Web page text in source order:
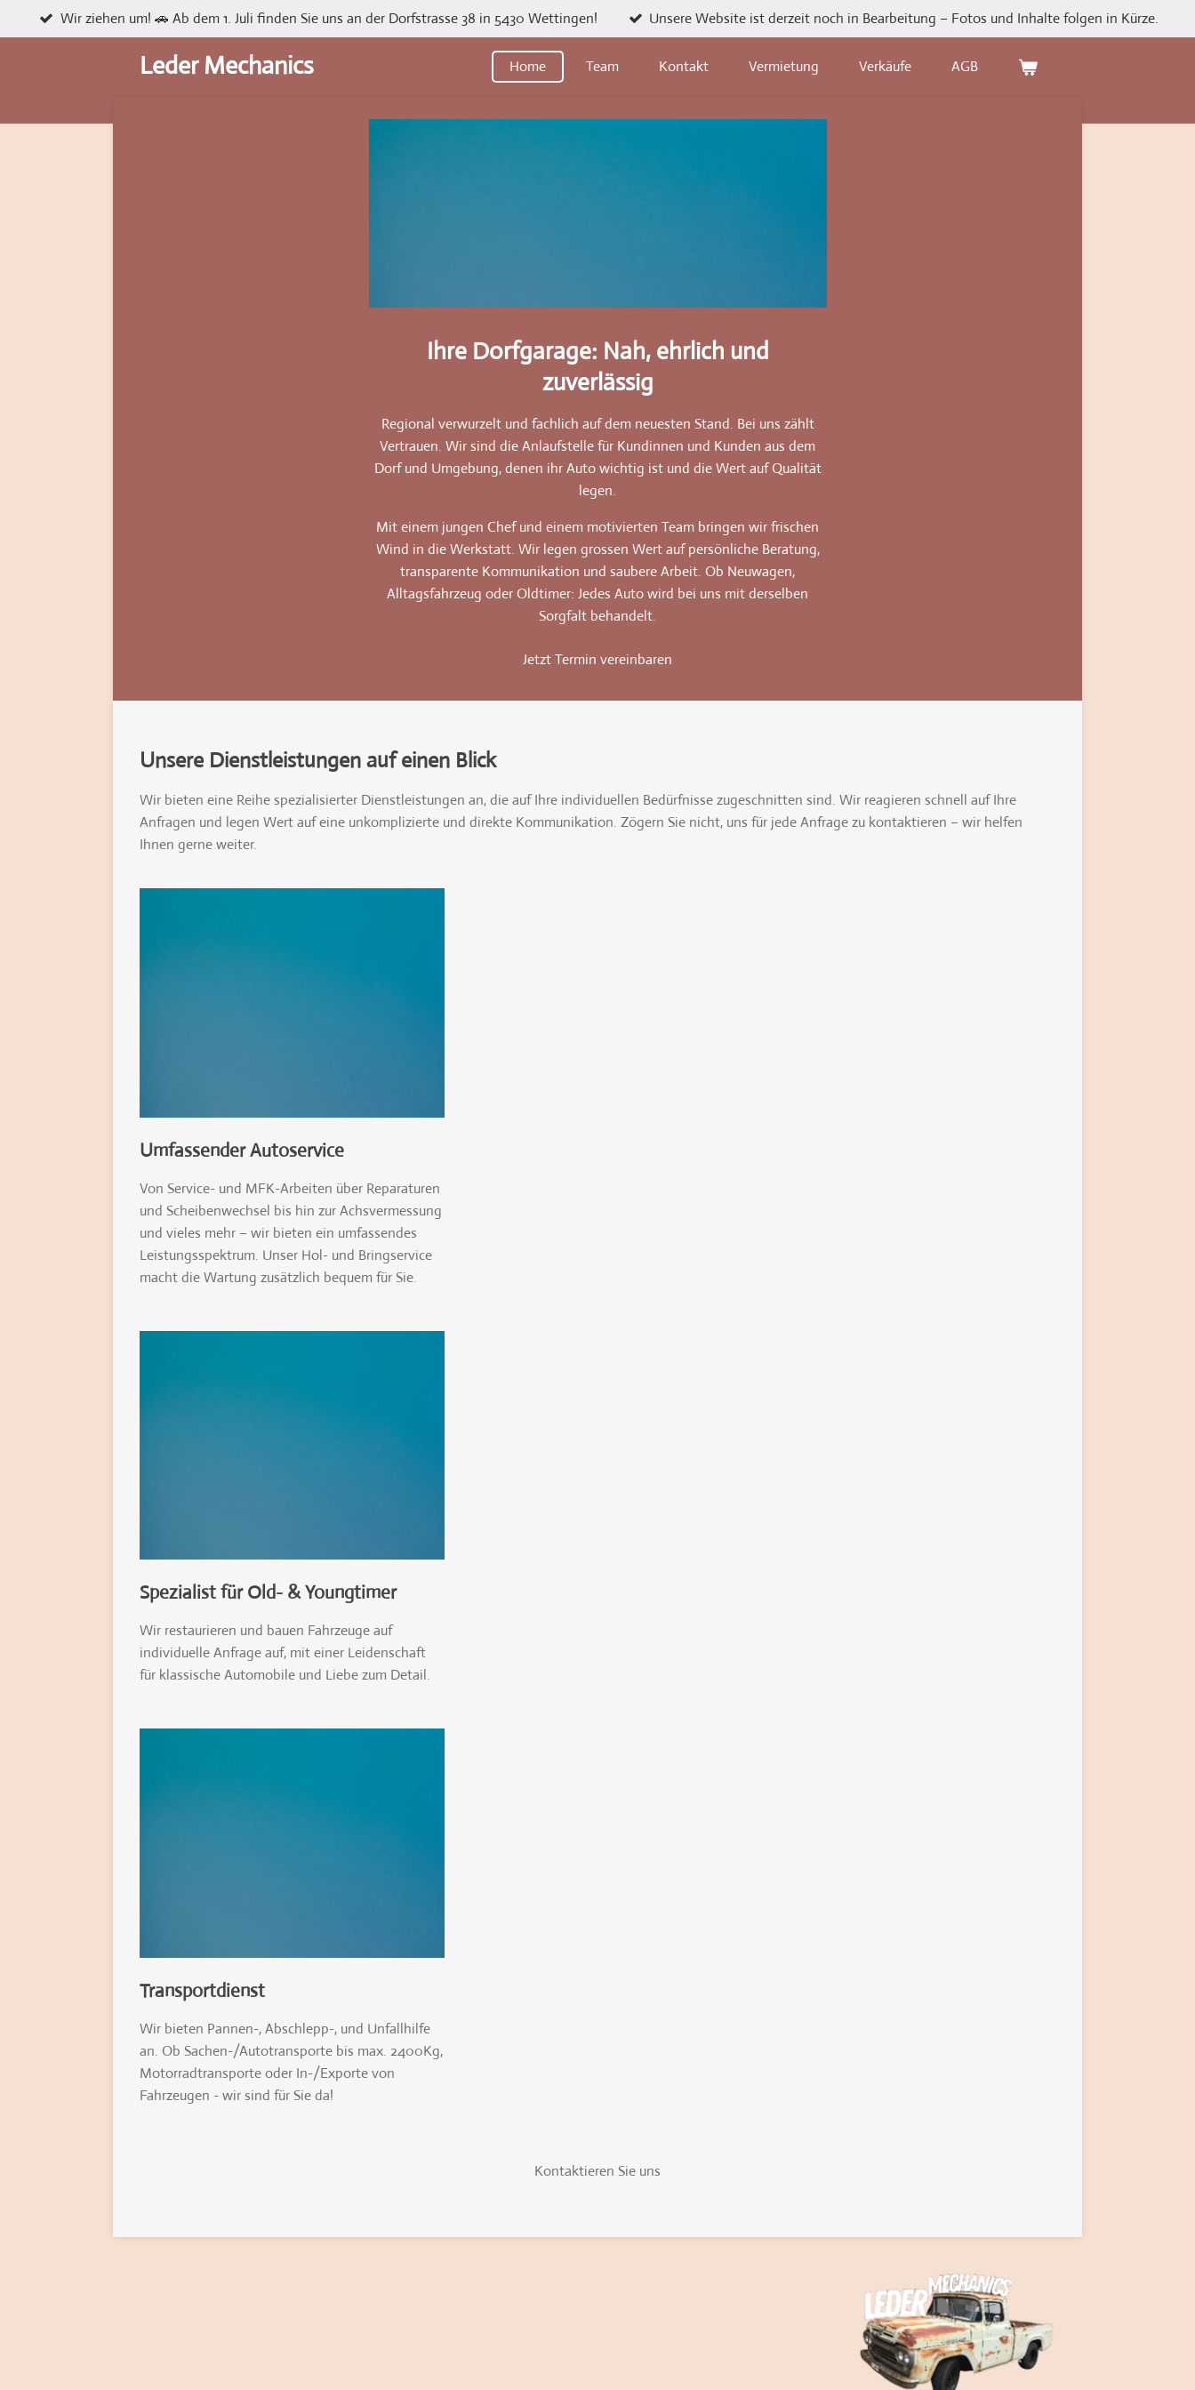
Hauptinhalt
Wir ziehen um! 🚗 Ab dem 1. Juli finden Sie uns an der Dorfstrasse 38 in 5430 Wettingen! Unsere Website ist derzeit noch in Bearbeitung – Fotos und Inhalte folgen in Kürze.
Leder Mechanics Home Team Kontakt Vermietung Verkäufe AGB
Ihre Dorfgarage: Nah, ehrlich und
zuverlässig
Regional verwurzelt und fachlich auf dem neuesten Stand. Bei uns zählt
Vertrauen. Wir sind die Anlaufstelle für Kundinnen und Kunden aus dem
Dorf und Umgebung, denen ihr Auto wichtig ist und die Wert auf Qualität
legen.
Mit einem jungen Chef und einem motivierten Team bringen wir frischen
Wind in die Werkstatt. Wir legen grossen Wert auf persönliche Beratung,
transparente Kommunikation und saubere Arbeit. Ob Neuwagen,
Alltagsfahrzeug oder Oldtimer: Jedes Auto wird bei uns mit derselben
Sorgfalt behandelt.
Jetzt Termin vereinbaren
Unsere Dienstleistungen auf einen Blick
Wir bieten eine Reihe spezialisierter Dienstleistungen an, die auf Ihre individuellen Bedürfnisse zugeschnitten sind. Wir reagieren schnell auf Ihre
Anfragen und legen Wert auf eine unkomplizierte und direkte Kommunikation. Zögern Sie nicht, uns für jede Anfrage zu kontaktieren – wir helfen
Ihnen gerne weiter.
Umfassender Autoservice
Von Service- und MFK-Arbeiten über Reparaturen
und Scheibenwechsel bis hin zur Achsvermessung
und vieles mehr – wir bieten ein umfassendes
Leistungsspektrum. Unser Hol- und Bringservice
macht die Wartung zusätzlich bequem für Sie.
Spezialist für Old- & Youngtimer
Wir restaurieren und bauen Fahrzeuge auf
individuelle Anfrage auf, mit einer Leidenschaft
für klassische Automobile und Liebe zum Detail.
Transportdienst
Wir bieten Pannen-, Abschlepp-, und Unfallhilfe
an. Ob Sachen-/Autotransporte bis max. 2400Kg,
Motorradtransporte oder In-/Exporte von
Fahrzeugen - wir sind für Sie da!
Kontaktieren Sie uns